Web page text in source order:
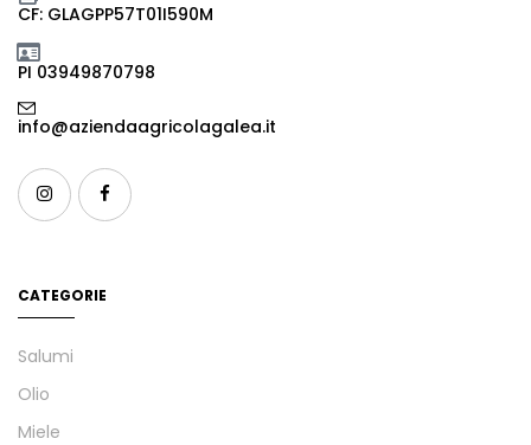
CF: GLAGPP57T01I590M
PI 03949870798
info@aziendaagricolagalea.it
CATEGORIE
Salumi
Olio
Miele